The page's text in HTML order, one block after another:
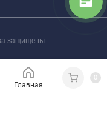
защищены
Главная Кабинет
0